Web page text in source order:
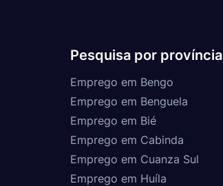
Pesquisa por província
Emprego em Bengo
Emprego em Benguela
Emprego em Bié
Emprego em Cabinda
Emprego em Cuanza Sul
Emprego em Huíla